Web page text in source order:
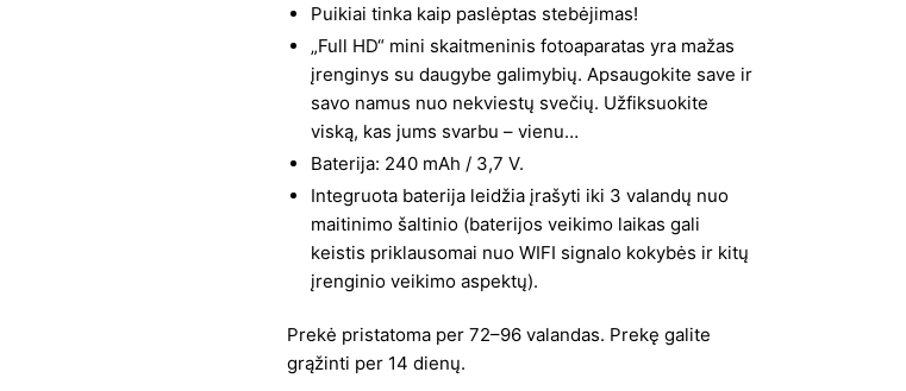
Puikiai tinka kaip paslėptas stebėjimas!
„Full HD“ mini skaitmeninis fotoaparatas yra mažas
įrenginys su daugybe galimybių. Apsaugokite save ir
savo namus nuo nekviestų svečių. Užfiksuokite
viską, kas jums svarbu – vienu…
Baterija: 240 mAh / 3,7 V.
Integruota baterija leidžia įrašyti iki 3 valandų nuo
maitinimo šaltinio (baterijos veikimo laikas gali
keistis priklausomai nuo WIFI signalo kokybės ir kitų
įrenginio veikimo aspektų).
Prekė pristatoma per 72–96 valandas. Prekę galite
grąžinti per 14 dienų.